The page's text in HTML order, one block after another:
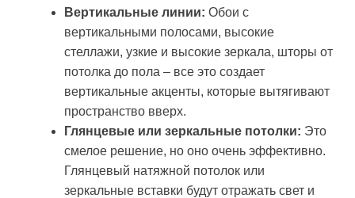
Вертикальные линии: Обои с
вертикальными полосами, высокие
стеллажи, узкие и высокие зеркала, шторы от
потолка до пола – все это создает
вертикальные акценты, которые вытягивают
пространство вверх.
Глянцевые или зеркальные потолки: Это
смелое решение, но оно очень эффективно.
Глянцевый натяжной потолок или
зеркальные вставки будут отражать свет и